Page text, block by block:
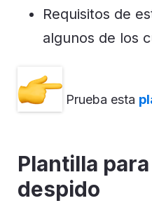
Requisitos de
algunos de los
Prueba esta
Plantilla
despido